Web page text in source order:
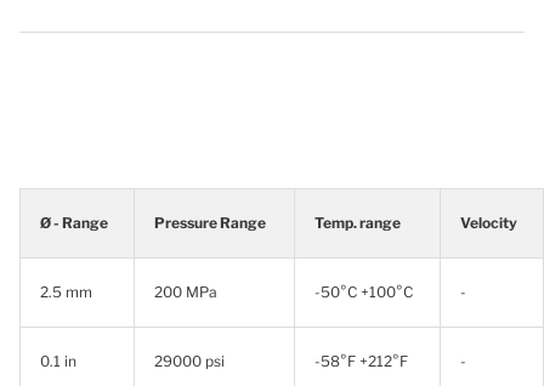
Ø - Range Pressure Range Temp. range Velocity
2.5 mm 200 MPa -50°C +100°C -
0.1 in 29000 psi -58°F +212°F -